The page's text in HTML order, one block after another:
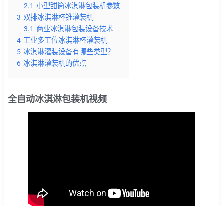
2.1 小型甜筒冰淇淋包装机参数
3 双排冰淇淋杯锥灌装机
3.1 商业冰淇淋包装设备技术
4 工业多工位冰淇淋杯灌装机
5 冰淇淋灌装设备有哪些类型？
6 冰淇淋灌装机的优点
全自动冰淇淋包装机视频